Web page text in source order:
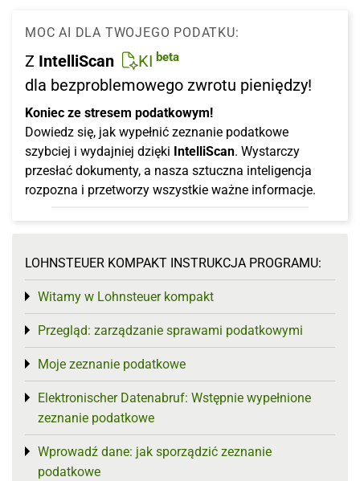
MOC AI DLA TWOJEGO PODATKU:
Z IntelliScan KI beta
dla bezproblemowego zwrotu pieniędzy!
Koniec ze stresem podatkowym!
Dowiedz się, jak wypełnić zeznanie podatkowe
szybciej i wydajniej dzięki IntelliScan. Wystarczy
przesłać dokumenty, a nasza sztuczna inteligencja
rozpozna i przetworzy wszystkie ważne informacje.
LOHNSTEUER KOMPAKT INSTRUKCJA PROGRAMU:
Witamy w Lohnsteuer kompakt
Toggle menu
Przegląd: zarządzanie sprawami podatkowymi
Toggle menu
Moje zeznanie podatkowe
Toggle menu
Elektronischer Datenabruf: Wstępnie wypełnione
zeznanie podatkowe
Toggle menu
Wprowadź dane: jak sporządzić zeznanie
podatkowe
Toggle menu